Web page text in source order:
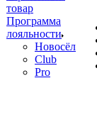
товар
Программа
лояльности
Новосёл
Club
Pro